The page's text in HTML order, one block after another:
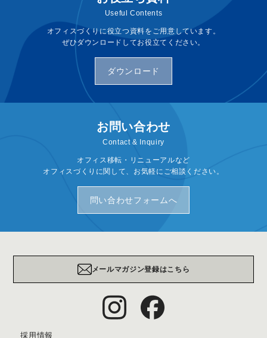
Useful Contents
オフィスづくりに役立つ資料をご用意しています。
ぜひダウンロードしてお役立てください。
ダウンロード
お問い合わせ
Contact & Inquiry
オフィス移転・リニューアルなど
オフィスづくりに関して、お気軽にご相談ください。
問い合わせフォームへ
メールマガジン登録はこちら
採用情報